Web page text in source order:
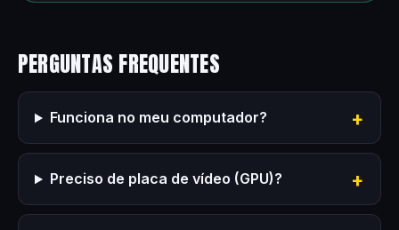
PERGUNTAS FREQUENTES
Funciona no meu computador?
Preciso de placa de vídeo (GPU)?